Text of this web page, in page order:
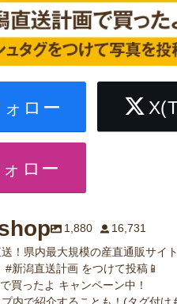
ロー
ロー
1,880
16,731
！県内最大規模の産直通販サイ
新潟直送計画 をつけて投稿📱
買ったよ キャンペーン中！